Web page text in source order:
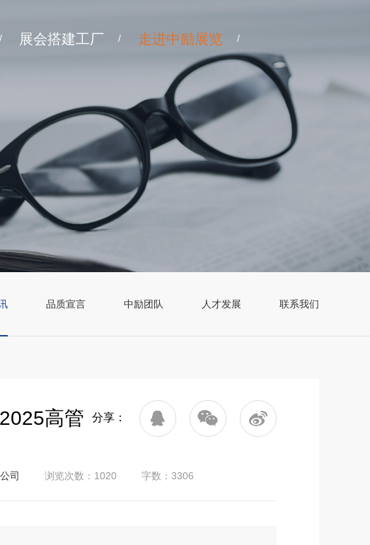
/ 展会搭建工厂 / 走进中励展览 /
品质宣言 中励团队 人才发展 联系我们
高管
分享：
司 浏览次数：1020 字数：3306